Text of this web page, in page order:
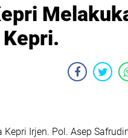
Kepri Irjen. Pol. Asep